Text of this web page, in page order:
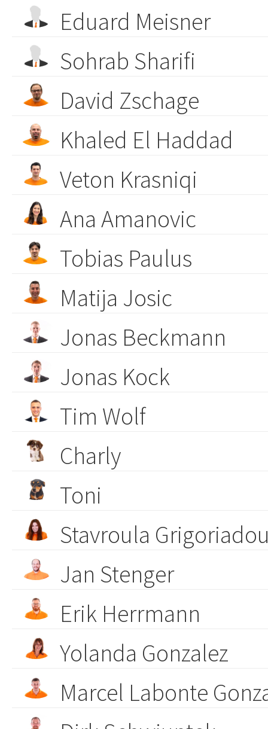
Eduard Meisner
Sohrab Sharifi
David Zschage
Khaled El Haddad
Veton Krasniqi
Ana Amanovic
Tobias Paulus
Matija Josic
Jonas Beckmann
Jonas Kock
Tim Wolf
Charly
Toni
Stavroula
Jan Stenger
Erik Herrmann
Yolanda Gonzalez
Marcel Labonte